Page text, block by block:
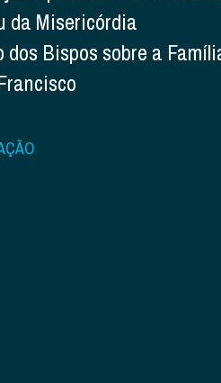
da Misericórdia
dos Bispos sobre a